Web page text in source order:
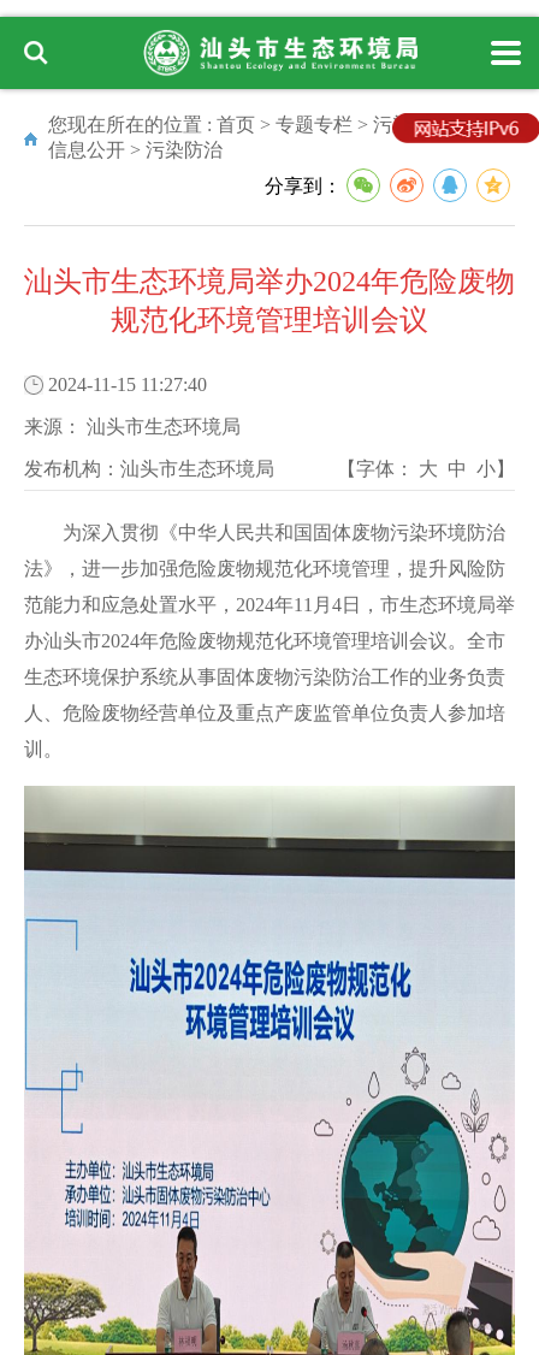
您现在所在的位置 : 首页 > 专题专栏 > 污染源环境监管
信息公开 > 污染防治
分享到：
汕头市生态环境局举办2024年危险废物
规范化环境管理培训会议
2024-11-15 11:27:40
来源： 汕头市生态环境局
发布机构： 汕头市生态环境局 【字体： 大 中 小】
为深入贯彻《中华人民共和国固体废物污染环境防治
法》，进一步加强危险废物规范化环境管理，提升风险防
范能力和应急处置水平，2024年11月4日，市生态环境局举
办汕头市2024年危险废物规范化环境管理培训会议。全市
生态环境保护系统从事固体废物污染防治工作的业务负责
人、危险废物经营单位及重点产废监管单位负责人参加培
训。